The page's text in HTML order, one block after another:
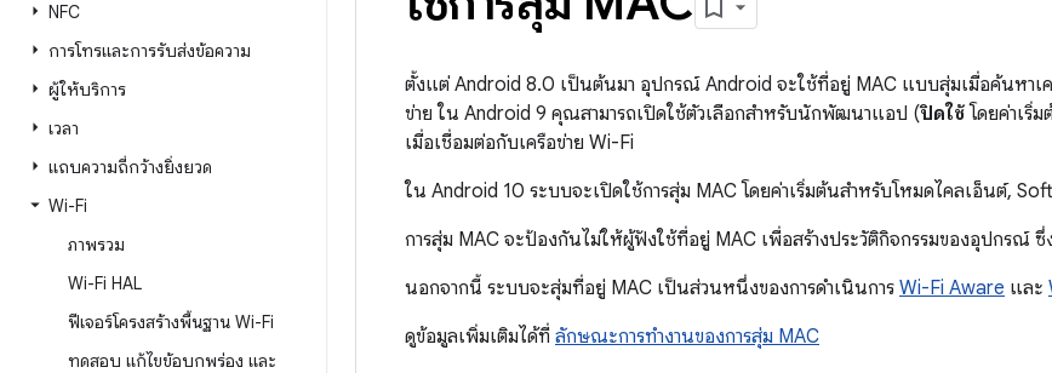
NFC
การโทรและการรับส่งข้อความ
ผู้ให้บริการ
เวลา
แถบความถี่กว้างยิ่งยวด
Wi-Fi
ภาพรวม
Wi-Fi HAL
ฟีเจอร์โครงสร้างพื้นฐาน Wi-Fi
ทดสอบ แก้ไขข้อบกพร่อง และ
ตั้งแต่ Android 8.0 เป็นต้นมา อุปกรณ์ Android จะใช้ที่อยู่ MAC แบบสุ่มเมื่อค้นหาเ
ข่าย ใน Android 9 คุณสามารถเปิดใช้ตัวเลือกสำหรับนักพัฒนาแอป (ปิดใช้ โดยค่าเริ่
เมื่อเชื่อมต่อกับเครือข่าย Wi-Fi
ใน Android 10 ระบบจะเปิดใช้การสุ่ม MAC โดยค่าเริ่มต้นสำหรับโหมดไคลเอ็นต์,
การสุ่ม MAC จะป้องกันไม่ให้ผู้ฟังใช้ที่อยู่ MAC เพื่อสร้างประวัติกิจกรรมของอุปกรณ์
นอกจากนี้ ระบบจะสุ่มที่อยู่ MAC เป็นส่วนหนึ่งของการดำเนินการ Wi-Fi Aware และ
ดูข้อมูลเพิ่มเติมได้ที่ ลักษณะการทำงานของการสุ่ม MAC